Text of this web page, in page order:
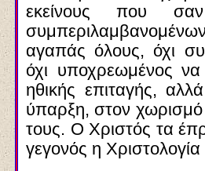
εκείνους που
αγαπάς όλους, όχι
όχι υποχρεωμένος
ηθικής επιταγής,
ύπαρξη, στον
τους. Ο Χριστός τα
γεγονός η